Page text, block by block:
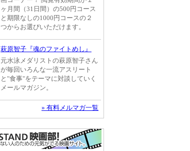
ヶ月間（31日間）の500円コース
と期限なしの1000円コースの２
つからお選びいただけます。
萩原智子『魂のファイトめし』
元水泳メダリストの萩原智子さん
が毎回いろんな一流アスリート
と"食事"をテーマに対談していく
メールマガジン。
» 有料メルマガ一覧